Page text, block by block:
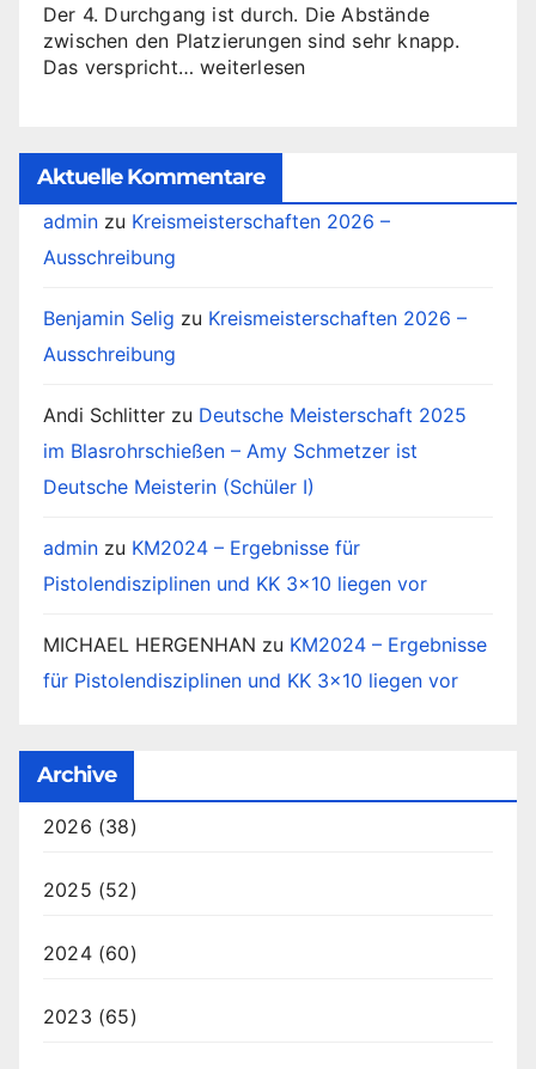
Der 4. Durchgang ist durch. Die Abstände
zwischen den Platzierungen sind sehr knapp.
Das verspricht…Jugendrunde
weiterlesen
Aktuelle Kommentare
admin zu Kreismeisterschaften 2026 –
Ausschreibung
Benjamin Selig zu Kreismeisterschaften 2026 –
Ausschreibung
Andi Schlitter zu Deutsche Meisterschaft 2025
im Blasrohrschießen – Amy Schmetzer ist
Deutsche Meisterin (Schüler I)
admin zu KM2024 – Ergebnisse für
Pistolendisziplinen und KK 3×10 liegen vor
MICHAEL HERGENHAN zu KM2024 – Ergebnisse
für Pistolendisziplinen und KK 3×10 liegen vor
Archive
2026 (38)
2025 (52)
2024(60)
2023 (65)